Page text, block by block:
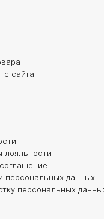
с сайта
лояльности
персональных данных
персональных